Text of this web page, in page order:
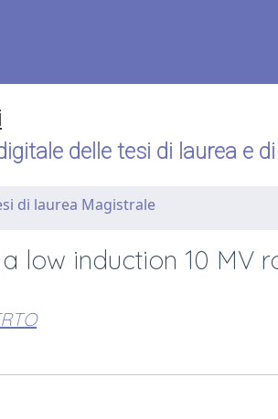
delle tesi di laurea e
di laurea Magistrale
low induction 10 MV